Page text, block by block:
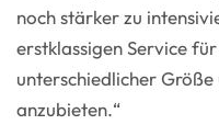
noch stärker zu
erstklassigen Service
unterschiedlicher
anzubieten.“